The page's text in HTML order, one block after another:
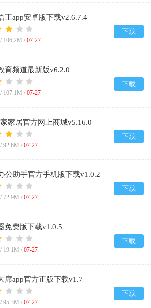
王app安卓版下载v2.6.7.4
106.2M / 07-27
下载
育频道最新版v6.2.0
107.1M / 07-27
下载
家居官方网上商城v5.16.0
92.6M / 07-27
下载
公助手官方手机版下载v1.0.2
72.9M / 07-27
下载
免费版下载v1.0.5
19.1M / 07-27
下载
席app官方正版下载v1.7
95.3M / 07-27
下载